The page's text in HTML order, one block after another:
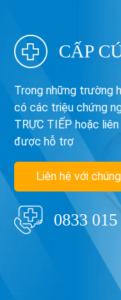
CẤP
Trong những trường
có các triệu chứng
TRỰC TIẾP hoặc
được hỗ trợ
Liên hệ với
0833 015